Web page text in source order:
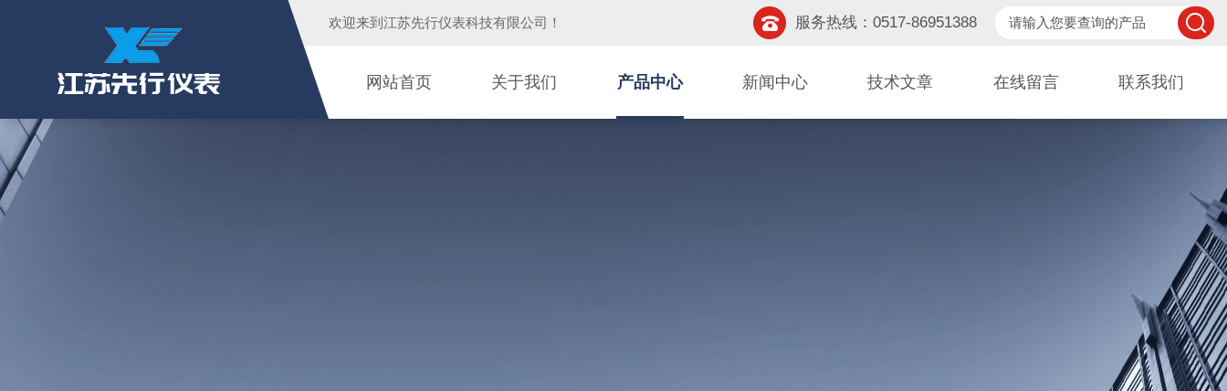
欢迎来到江苏先行仪表科技有限公司！ 服务热线：0517-86951388
网站首页 关于我们 产品中心 新闻中心 技术文章 在线留言 联系我们